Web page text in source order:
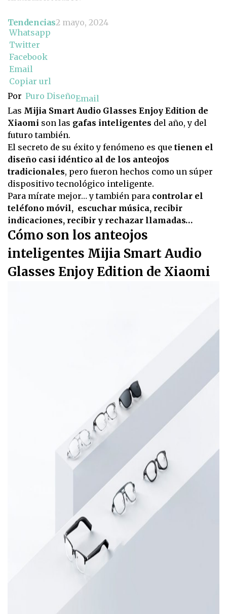
Tendencias2 mayo, 2024
Whatsapp
Twitter
Facebook
Email
Copiar url
Por Puro DiseñoEmail
Las Mijia Smart Audio Glasses Enjoy Edition de
Xiaomi son las gafas inteligentes del año, y del
futuro también.
El secreto de su éxito y fenómeno es que tienen el
diseño casi idéntico al de los anteojos
tradicionales, pero fueron hechos como un súper
dispositivo tecnológico inteligente.
Para mírate mejor… y también para controlar el
teléfono móvil, escuchar música, recibir
indicaciones, recibir y rechazar llamadas…
Cómo son los anteojos
inteligentes Mijia Smart Audio
Glasses Enjoy Edition de Xiaomi